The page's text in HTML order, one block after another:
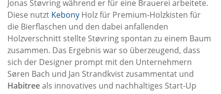
Jonas Støvring während er für eine Brauerei arbeitete.
Diese nutzt Kebony Holz für Premium-Holzkisten für
die Bierflaschen und den dabei anfallenden
Holzverschnitt stellte Støvring spontan zu einem Baum
zusammen. Das Ergebnis war so überzeugend, dass
sich der Designer prompt mit den Unternehmern
Søren Bach und Jan Strandkvist zusammentat und
Habitreeals innovatives und nachhaltiges Start-Up